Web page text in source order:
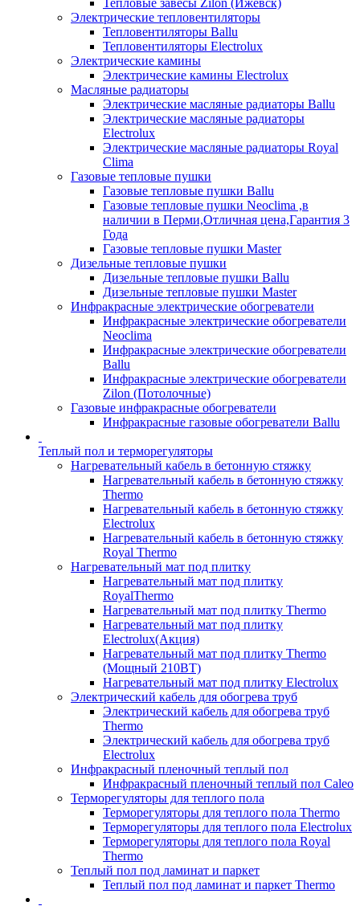
Тепловые завесы Zilon (Ижевск)
Электрические тепловентиляторы
Тепловентиляторы Ballu
Тепловентиляторы Electrolux
Электрические камины
Электрические камины Electrolux
Масляные радиаторы
Электрические масляные радиаторы Ballu
Электрические масляные радиаторы
Electrolux
Электрические масляные радиаторы Royal
Clima
Газовые тепловые пушки
Газовые тепловые пушки Ballu
Газовые тепловые пушки Neoclima ,в
наличии в Перми,Отличная цена,Гарантия 3
Года
Газовые тепловые пушки Master
Дизельные тепловые пушки
Дизельные тепловые пушки Ballu
Дизельные тепловые пушки Master
Инфракрасные электрические обогреватели
Инфракрасные электрические обогреватели
Neoclima
Инфракрасные электрические обогреватели
Ballu
Инфракрасные электрические обогреватели
Zilon (Потолочные)
Газовые инфракрасные обогреватели
Инфракрасные газовые обогреватели Ballu
Теплый пол и терморегуляторы
Нагревательный кабель в бетонную стяжку
Нагревательный кабель в бетонную стяжку
Thermo
Нагревательный кабель в бетонную стяжку
Electrolux
Нагревательный кабель в бетонную стяжку
Royal Thermo
Нагревательный мат под плитку
Нагревательный мат под плитку
RoyalThermo
Нагревательный мат под плитку Thermo
Нагревательный мат под плитку
Electrolux(Акция)
Нагревательный мат под плитку Thermo
(Мощный 210ВТ)
Нагревательный мат под плитку Electrolux
Электрический кабель для обогрева труб
Электрический кабель для обогрева труб
Thermo
Электрический кабель для обогрева труб
Electrolux
Инфракрасный пленочный теплый пол
Инфракрасный пленочный теплый пол Caleo
Терморегуляторы для теплого пола
Терморегуляторы для теплого пола Thermo
Терморегуляторы для теплого пола Electrolux
Терморегуляторы для теплого пола Royal
Thermo
Теплый пол под ламинат и паркет
Теплый пол под ламинат и паркет Thermo